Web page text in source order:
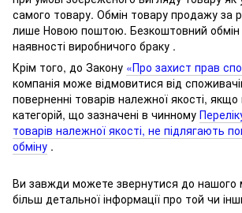
самого товару. Обмін товару продажу за
лише Новою поштою. Безкоштовний
наявності виробничого браку .
Крім того, до Закону «Про захист прав
компанія може відмовитися від
поверненні товарів належної якості, якщо
категорій, що зазначені в чинному
товарів належної якості, не підлягають
обміну .
Ви завжди можете звернутися до
більш детальної інформації про той чи